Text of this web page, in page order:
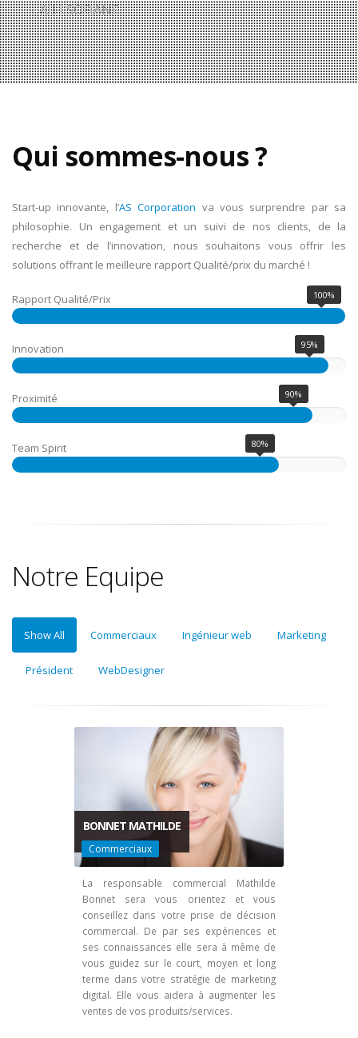
- AILI SOFIANE
Qui sommes-nous ?
Start-up innovante, l’AS Corporation va vous surprendre par sa
philosophie. Un engagement et un suivi de nos clients, de la
recherche et de l’innovation, nous souhaitons vous offrir les
solutions offrant le meilleure rapport Qualité/prix du marché !
Rapport Qualité/Prix 100%
Innovation 95%
Proximité 90%
Team Spirit 80%
Notre Equipe
Show All Commerciaux Ingénieur web Marketing
Président WebDesigner
BONNET MATHILDE
Commerciaux
La responsable commercial Mathilde
Bonnet sera vous orientez et vous
conseillez dans votre prise de décision
commercial. De par ses expériences et
ses connaissances elle sera à même de
vous guidez sur le court, moyen et long
terme dans votre stratégie de marketing
digital. Elle vous aidera à augmenter les
ventes de vos produits/services.